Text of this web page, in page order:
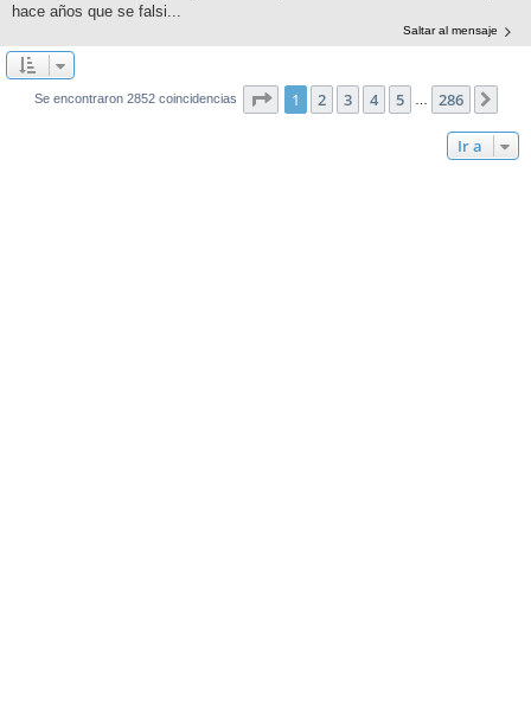
hace años que se falsi...
Saltar al mensaje
Se encontraron 2852 coincidencias Página de 286
1 2 3 4 5 286
Ir a